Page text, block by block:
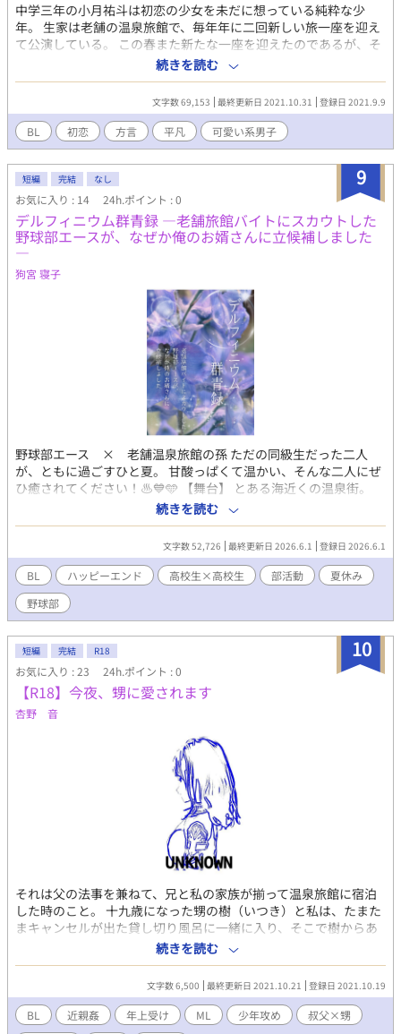
中学三年の小月祐斗は初恋の少女を未だに想っている純粋な少
年。 生家は老舗の温泉旅館で、毎年年に二回新しい旅一座を迎え
て公演している。 この春また新たな一座を迎えたのであるが、そ
の中にいたのは……。 ※中国地方の最西山口県の方言を使ってま
す。語尾とか言い回しくらいにしか出ないので「わからない」と
いう方はあまりいらっしゃらないかと思いますが、もし「？」と
思われましたがいつでも質問して下さい。標準語変換します。 ＜
登場人物紹介＞ ・小月祐斗 おづきゆうと 第一印象は「かわ
いい」。三月生まれで学年でも一番年下なので、みんなからかわ
いがられている。小柄で、優等生らしい雰囲気を持っているが、
人懐こいので友人が多い。 ・相楽和巳 さがらかずみ 箕楽座の
座員。子供の頃から舞台に立っている。大人に混じっていたせい
でかなり大人びている。背格好は小月と似ている。 ・中浦徹也
なかうらてつや 祐斗の友達。柔道部部長。何故か学校中のあ
らゆる噂などの情報を熟知している。柔道部員の信頼は厚い。体
格がよく、体重は祐斗の1.5倍。面倒見のいい性格である。 ・小形
光章 おがたみつあき 一年まで中浦と一緒に柔道部に所属して
いたが、二年になってサッカー 部へ。彼女が欲しいお年頃。
中浦と共に祐斗とつるんでいる。中肉中背という感じで、そこそ
こ筋肉はある。 ・宗像努 むなかたつとむ 祐斗の周りでは唯一
彼女持ち。別の中学にいる彼女とは付き合って半年。誰にでも話
かける人懐こさで、祐斗たちとも時々行動を共にする。サッカー
部の部長。むなっちと呼ばれている。 ・斎藤恭一 さいとうきょ
ういち 弓道部所属。常に単独行動を好む。ただし、ご近所の宗
像がおせっかいやきなので、こいつにつかまると一緒に行動せざ
るを得なくなる。いつも冷静で無口。 ・高柳修三 たかやなぎし
ゅうぞう 体格が良く、目つきが悪く、喧嘩好き。どこにでもい
るイジメっ子の典型的なタイプ。取り巻きとして遠山、渡辺など
がいる。 ・月屋旅館 山口県のとある田舎町にある温泉旅
館。半年ごとに旅一座を迎え、その公演も売りの一つ。祐斗の母
が六代目の女将。 ・箕楽座 みらくざ 相楽辰巳－さがらたつ
み－率いる旅一座。女優箕面七重－みのおななえ－が看板娘だっ
たが、座長と結婚。女優であり女将となって座を支えている。
続きを読む
文字数 69,153 最終更新日 2021.10.31 登録日 2021.9.9
BL 初恋 方言 平凡 可愛い系男子
9
短編 完結 なし
お気に入り : 14 24h.ポイント : 0
デルフィニウム群青録 ―老舗旅館バイトにスカウトした
野球部エースが、なぜか俺のお婿さんに立候補しました
―
狗宮 寝子
野球部エース × 老舗温泉旅館の孫 ただの同級生だった二人
が、ともに過ごすひと夏。 甘酸っぱくて温かい、そんな二人にぜ
ひ癒されてください！♨️💙🩵 【舞台】 とある海近くの温泉街。
“薬山温泉（やくやまおんせん）”として有名な観光地であり、毎
年8月は竜薬祭（りゅうやくさい）という大きな祭が催される。
【あらすじ】 潔貴は、家業の老舗温泉旅館の繁忙期の人手不足を
救うため、同級生の野球部エース・叶馬をバイトにスカウトす
る。賃金＋勉強を教える条件で始まった旅館での住み込み生活。
学校一の有名人でクールな一匹狼な印象の叶馬だが、実は「抱き
枕がないと眠れない」というおっとり＆素直な性格の持ち主
で……!? 旅館の仕事と地元の竜薬祭の準備を通じて思い出を重ね
ていく二人。デルフィニウムが咲く温泉街で、二人の青春が動き
出す！ 【受け】紺野 潔貴（こんの いさき） 家業の老舗温泉旅館
「飛燕館」を手伝う、心優しい高校3年生。 幼少期から培われた
観察眼と接客スキルは大人顔負けで、周囲を和ませる温かな笑顔
と卓越したおもてなしの心を持つ。 旅館の大女将である祖母の命
から、平穏だった日常が動き出す。 人一倍責任感が強く、慣れな
い仕事に励む叶馬を支えるが、彼の真っ直ぐな言葉や距離感に翻
弄されることも。 繊細さと芯の強さを併せ持つ青年。特技はカラ
オケで昭和歌謡を歌うこと。 【攻め】柳瀬 叶馬（やなせ きょう
ま） 県内屈指の強豪校でエースを務めた、将来有望な高校球児。
潔貴と同じ高校3年生。 187cmの恵まれた体躯と鋭い眼差しで
「一匹狼」のように思われているが、その素顔は驚くほど純粋で
実直な青年。 潔貴からスカウトされ、飛燕館での夏休みアルバイ
用している」など、外見からは想像もつかない可愛らしいギャッ
プの持ち主。 自分をエースとして特別視せず一人の人間として向
き合ってくれた潔貴に深い安らぎを感じ、次第に独占欲を募らせ
ていく。 口数は少ないが、いざという時の行動力は圧倒的で大切
な人を守り抜くという揺るぎない信念を持つ。 ◇他サイトにも掲
載中です（ノベマ、エブリスタ、ムーンライトノベルズ、piviv）
続きを読む
文字数 52,726 最終更新日 2026.6.1 登録日 2026.6.1
BL ハッピーエンド 高校生×高校生 部活動
夏休み
野球部
10
短編 完結 R18
お気に入り : 23 24h.ポイント : 0
【R18】今夜、甥に愛されます
杏野 音
それは父の法事を兼ねて、兄と私の家族が揃って温泉旅館に宿泊
した時のこと。 十九歳になった甥の樹（いつき）と私は、たまた
まキャンセルが出た貸し切り風呂に一緒に入り、そこで樹からあ
る秘密を告白された。 以前別サイトに載せていた旧作品を、改
題、加筆修正した短編です。全二話。
続きを読む
文字数 6,500 最終更新日 2021.10.21 登録日 2021.10.19
BL 近親姦 年上受け ML 少年攻め
叔父×甥